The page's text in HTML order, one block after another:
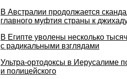
В Австралии продолжается
главного муфтия страны к
В Египте уволены несколько
с радикальными взглядами
Ультра-ортодоксы в Иерусалиме
и полицейского